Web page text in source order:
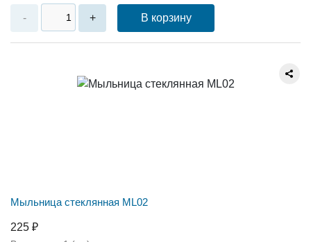
- + В корзину
Мыльница стеклянная ML02
225 ₽